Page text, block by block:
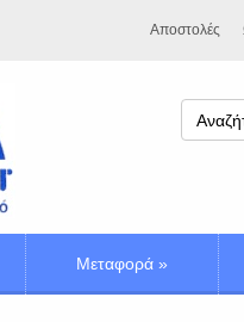
Αποστολές
Μεταφορά »